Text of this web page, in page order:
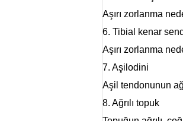
Aşırı zorlanma
6. Tibial kenar
Aşırı zorlanma
7. Aşilodini
Aşil tendonunun
8. Ağrılı topuk